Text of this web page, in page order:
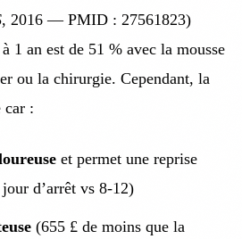
, 2016 — PMID : 27561823)
1 an est de 51 % avec la mousse
ou la chirurgie. Cependant, la
car :
et permet une reprise
d’arrêt vs 8-12)
(655 £ de moins que la